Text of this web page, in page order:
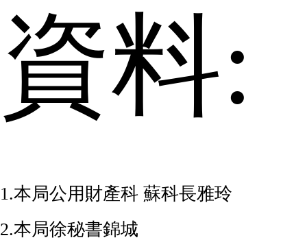
資料:
1.本局公用財產科 蘇科長雅玲
2.本局徐秘書錦城